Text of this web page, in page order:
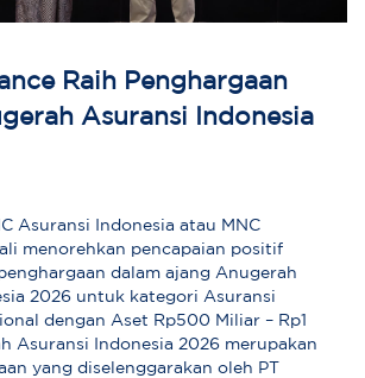
Raih Penghargaan
Asuransi Indonesia
Asuransi Indonesia atau MNC
menorehkan pencapaian positif
dalam ajang Anugerah
2026 untuk kategori Asuransi
dengan Aset Rp500 Miliar – Rp1
Asuransi Indonesia 2026 merupakan
yang diselenggarakan oleh PT